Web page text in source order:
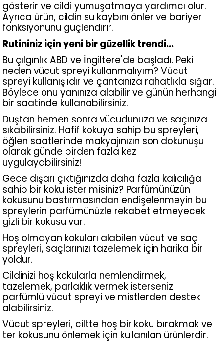
gösterir ve cildi yumuşatmaya yardımcı olur.
Ayrıca ürün, cildin su kaybını önler ve bariyer
fonksiyonunu güçlendirir.
Rutininiz için yeni bir güzellik trendi...
Bu çılgınlık ABD ve İngiltere'de başladı. Peki
neden vücut spreyi kullanmalıyım? Vücut
spreyi kullanışlıdır ve çantanıza rahatlıkla sığar.
Böylece onu yanınıza alabilir ve günün herhangi
bir saatinde kullanabilirsiniz.
Duştan hemen sonra vücudunuza ve saçınıza
sıkabilirsiniz. Hafif kokuya sahip bu spreyleri,
öğlen saatlerinde makyajınızın son dokunuşu
olarak günde birden fazla kez
uygulayabilirsiniz!
Gece dışarı çıktığınızda daha fazla kalıcılığa
sahip bir koku ister misiniz? Parfümünüzün
kokusunu bastırmasından endişelenmeyin bu
spreylerin parfümünüzle rekabet etmeyecek
gizli bir kokusu var.
Hoş olmayan kokuları alabilen vücut ve saç
spreyleri, saçlarınızı tazelemek için harika bir
yoldur.
Cildinizi hoş kokularla nemlendirmek,
tazelemek, parlaklık vermek isterseniz
parfümlü vücut spreyi ve mistlerden destek
alabilirsiniz.
Vücut spreyleri, ciltte hoş bir koku bırakmak ve
ter kokusunu önlemek için kullanılan ürünlerdir.